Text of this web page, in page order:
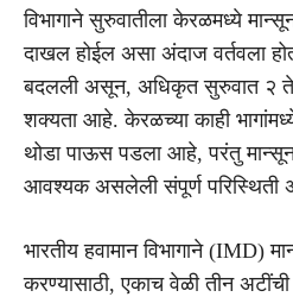
विभागाने सुरुवातीला केरळमध्ये
दाखल होईल असा अंदाज वर्तवला
बदलली असून, अधिकृत सुरुवात २ ते
शक्यता आहे. केरळच्या काही
थोडा पाऊस पडला आहे, परंतु मान्सून
आवश्यक असलेली संपूर्ण परिस्थिती
भारतीय हवामान विभागाने (IMD)
करण्यासाठी, एकाच वेळी तीन